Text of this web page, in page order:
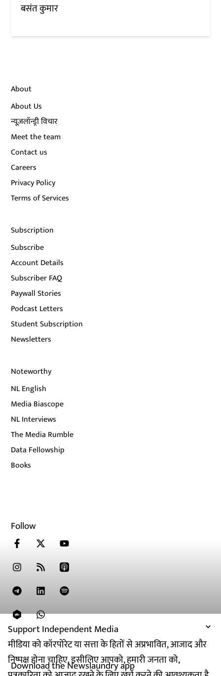
Support Independent Media
मीडिया को कॉरपोरेट या सत्ता के हितों से अप्रभावित, आजाद और
निष्पक्ष होना चाहिए. इसीलिए आपको, हमारी जनता को,
बसंत कुमार
About
About Us
न्यूज़लॉन्ड्री विचार
Meet the team
Contact us
Careers
Privacy Policy
Terms of Services
Subscription
Subscribe
Account Details
Subscriber FAQ
Paywall Stories
Podcast Letters
Student Subscription
Newsletters
Noteworthy
NL English
Media Biascope
NL Interviews
The Media Rumble
Data Fellowship
Books
Follow
Download the Newslaundry app